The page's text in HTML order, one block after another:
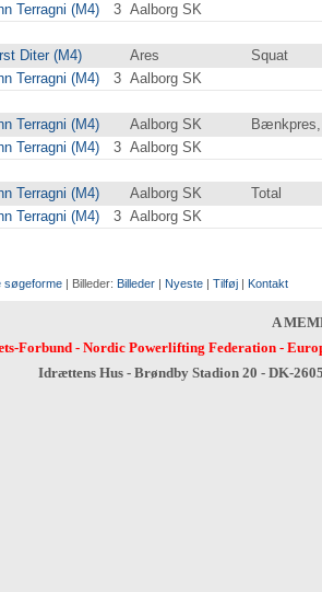
Terragni (M4) 3 Aalborg SK
Diter (M4) Ares
Squat
Terragni (M4) 3 Aalborg SK
Terragni (M4) Aalborg SK
Terragni (M4) 3 Aalborg SK
Terragni (M4) Aalborg SK
Total
Terragni (M4) 3 Aalborg SK
søgeforme | Billeder: Billeder | Nyeste | Tilføj | Kontakt
A
Forbund- Nordic Powerlifting Federation-
Idrættens Hus - Brøndby Stadion 20 - DK-